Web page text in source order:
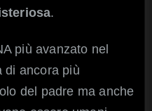
.
più avanzato nel
di ancora più
del padre ma anche